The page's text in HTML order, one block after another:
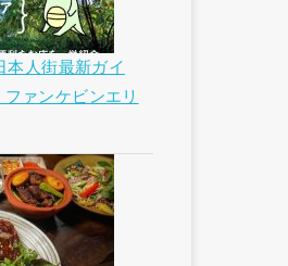
本人街最新ガイ
ァンケビンエリ